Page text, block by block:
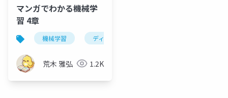
マンガでわかる機械学
習 4章
機械学習 ディープニューラルネットワーク
荒木 雅弘 1.2K